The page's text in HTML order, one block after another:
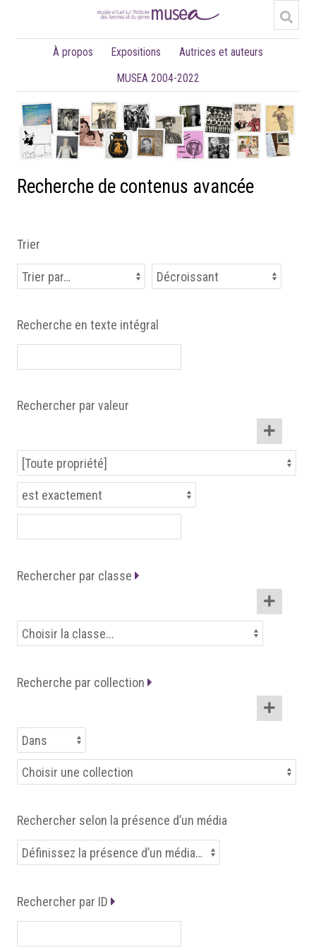
À propos Expositions
Autrices et auteurs
MUSEA 2004-2022
Recherche de contenus avancée
Trier
Recherche en texte intégral
Rechercher par valeur
Rechercher par classe
Recherche par collection
Rechercher selon la présence d’un média
Rechercher par ID